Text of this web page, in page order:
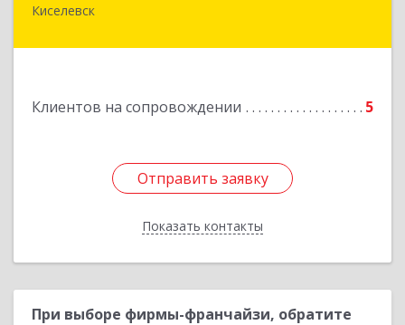
Киселевск
Клиентов на сопровождении 5
Отправить заявку
Показать контакты
650002, Кемеровская обл, г.Кемерово, пр-т
Отправить заявку
Назад
При выборе фирмы-франчайзи, обратите